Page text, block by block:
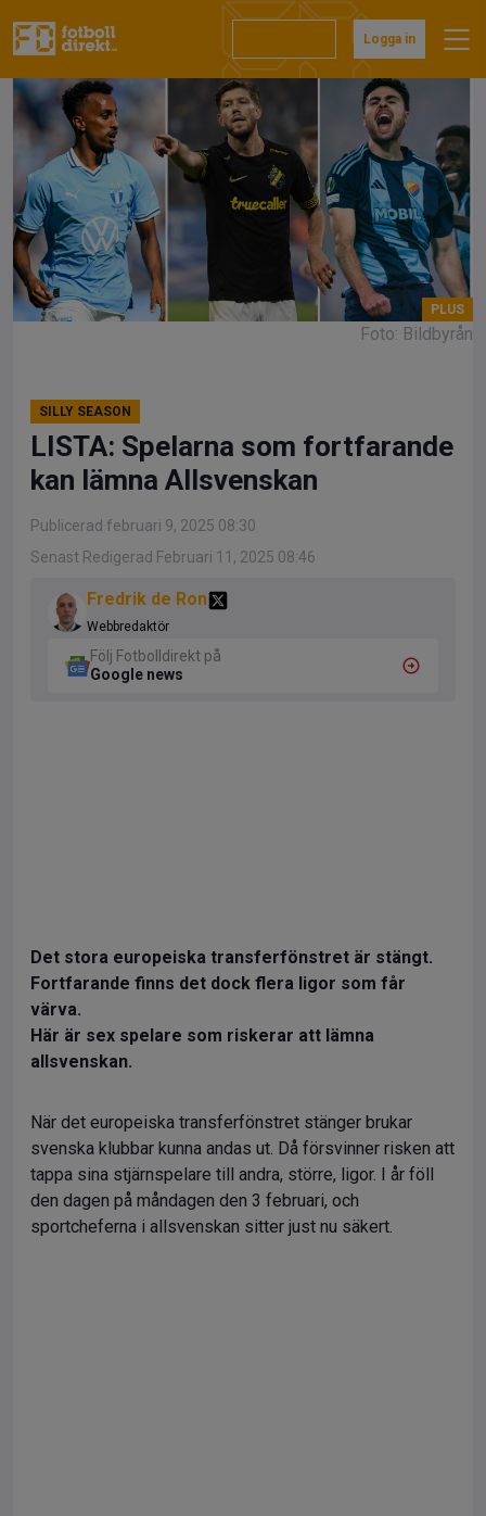
till
Logga in
Foto: Bildbyrån
SILLY SEASON
LISTA: Spelarna som fortfarande
kan lämna Allsvenskan
Publicerad februari 9, 2025 08:30
Senast Redigerad Februari 11, 2025 08:46
Fredrik de Ron
Webbredaktör
Följ Fotbolldirekt på
Google news
Det stora europeiska transferfönstret är stängt.
Fortfarande finns det dock flera ligor som får
värva.
Här är sex spelare som riskerar att lämna
allsvenskan.
När det europeiska transferfönstret stänger brukar
svenska klubbar kunna andas ut. Då försvinner risken att
tappa sina stjärnspelare till andra, större, ligor. I år föll
den dagen på måndagen den 3 februari, och
sportcheferna i allsvenskan sitter just nu säkert.